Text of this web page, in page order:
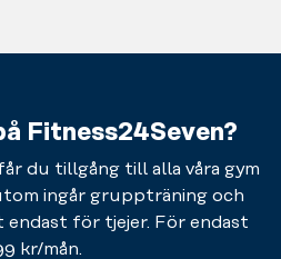
Fitness24Seven?
du tillgång till alla våra gym
ingår gruppträning och
endast för tjejer. För endast
kr/mån.